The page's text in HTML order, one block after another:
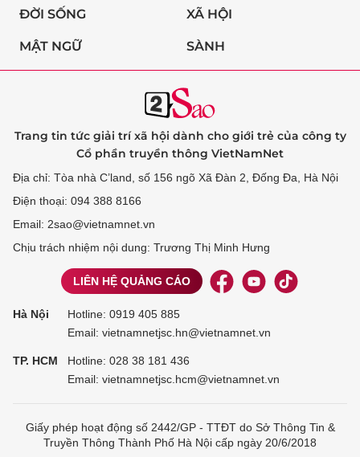
ĐỜI SỐNG XÃ HỘI
MẬT NGỮ SÀNH
Trang tin tức giải trí xã hội dành cho giới trẻ của công ty
Cổ phần truyền thông VietNamNet
Địa chỉ: Tòa nhà C’land, số 156 ngõ Xã Đàn 2, Đống Đa, Hà Nội
Điện thoại: 094 388 8166
Email: 2sao@vietnamnet.vn
Chịu trách nhiệm nội dung: Trương Thị Minh Hưng
LIÊN HỆ QUẢNG CÁO
Hà Nội Hotline: 0919 405 885
Email: vietnamnetjsc.hn@vietnamnet.vn
TP. HCM Hotline: 028 38 181 436
Email: vietnamnetjsc.hcm@vietnamnet.vn
Giấy phép hoạt động số 2442/GP - TTĐT do Sở Thông Tin &
Truyền Thông Thành Phố Hà Nội cấp ngày 20/6/2018